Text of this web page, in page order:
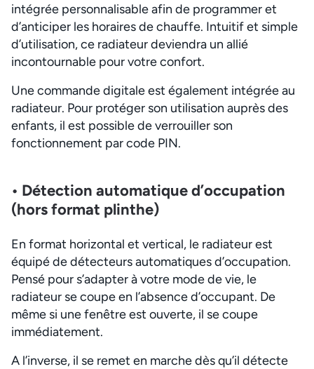
intégrée personnalisable afin de programmer et
d’anticiper les horaires de chauffe. Intuitif et simple
d’utilisation, ce radiateur deviendra un allié
incontournable pour votre confort.
Une commande digitale est également intégrée au
radiateur. Pour protéger son utilisation auprès des
enfants, il est possible de verrouiller son
fonctionnement par code PIN.
• Détection automatique d’occupation
(hors format plinthe)
En format horizontal et vertical, le radiateur est
équipé de détecteurs automatiques d’occupation.
Pensé pour s’adapter à votre mode de vie, le
radiateur se coupe en l’absence d’occupant. De
même si une fenêtre est ouverte, il se coupe
immédiatement.
A l’inverse, il se remet en marche dès qu’il détecte